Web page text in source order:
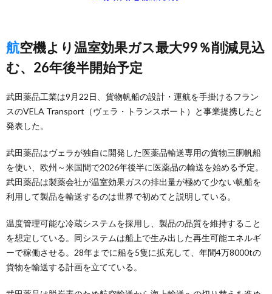
航空機より温室効果ガス最大99％削減見込
む、26年後半開始予定
武田薬品工業は9月22日、貨物帆船の設計・運航を手掛けるフラン
スのVELA Transport（ヴェラ・トランスポート）と事業提携したと
発表した。
武田薬品はヴェラが独自に開発した医薬品輸送専用の貨物三胴帆船
を使い、欧州～米国間で2026年後半に医薬品の輸送を始める予定。
武田薬品は製薬会社が温室効果ガスの排出量が極めて少ない帆船を
利用して製品を輸送するのは世界で初めてと説明している。
温度管理可能な冷蔵システムを採用し、製品の品質を維持すること
を想定している。同システムは船上で生み出した再生可能エネルギ
ーで稼働させる。28年までに船を5隻に拡充して、年間4万8000tの
貨物を輸送する計画を立てている。